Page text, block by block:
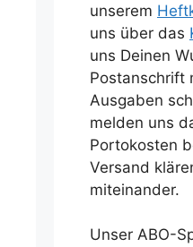
unserem
uns über das
uns Deinen
Postanschrift
Ausgaben
melden uns
Portokosten
Versand
miteinander.
Unser ABO-